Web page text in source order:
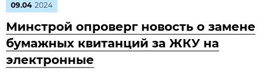
09.04 2024
Минстрой опроверг новость о замене
бумажных квитанций за ЖКУ на
электронные